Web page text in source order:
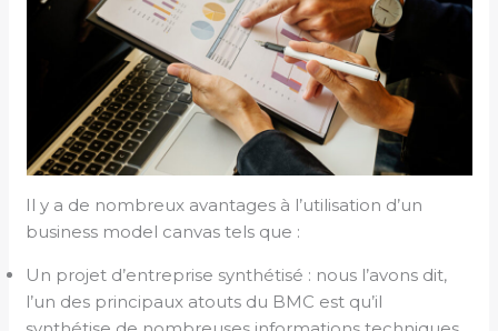
Il y a de nombreux avantages à l’utilisation d’un
business model canvas tels que :
Un projet d’entreprise synthétisé : nous l’avons dit,
l’un des principaux atouts du BMC est qu’il